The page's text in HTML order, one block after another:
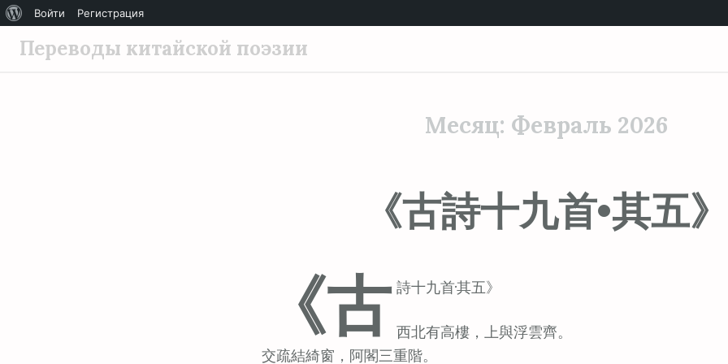
Переводы китайской поэзии
Месяц: Февраль 2026
《古詩十九首•其五》
《古 詩十九首·其五》
西北有高樓，上與浮雲齊。
交疏結綺窗，阿閣三重階。
WordPress
Войти Регистрация